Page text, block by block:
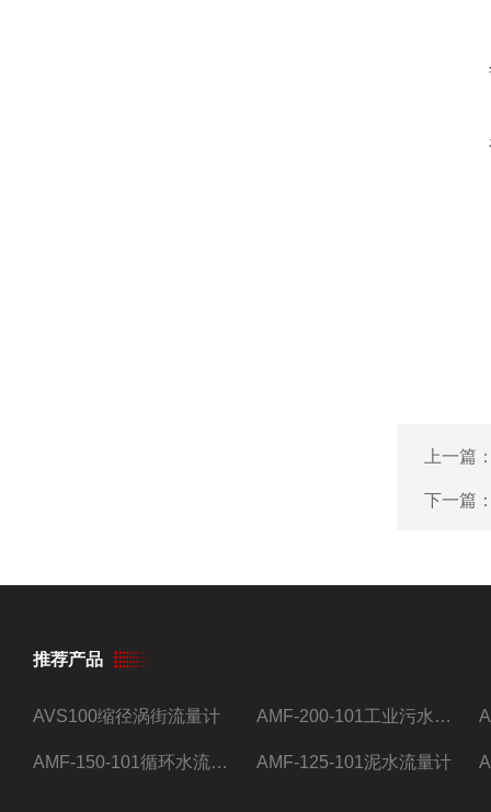
上一篇
下一篇
推荐产品
AVS100缩径涡街流量计 AMF-200-101工业污水流量计
AMF-150-101循环水流量计,电磁流量计 AMF-125-101泥水流量计